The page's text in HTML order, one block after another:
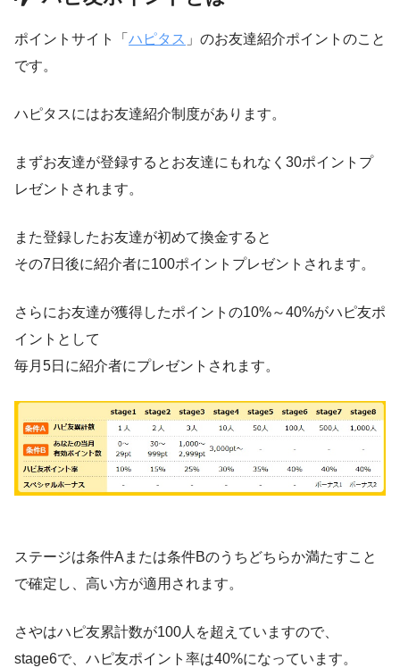
ポイントサイト「 ハピタス 」のお友達紹介ポイントのこと
です。
ハピタスにはお友達紹介制度があります。
まずお友達が登録するとお友達にもれなく30ポイントプ
レゼントされます。
また登録したお友達が初めて換金すると
その7日後に紹介者に100ポイントプレゼントされます。
さらにお友達が獲得したポイントの10%～40%がハピ友ポ
イントとして
毎月5日に紹介者にプレゼントされます。
ステージは条件Aまたは条件Bのうちどちらか満たすこと
で確定し、高い方が適用されます。
さやはハピ友累計数が100人を超えていますので、
stage6で、ハピ友ポイント率は40%になっています。